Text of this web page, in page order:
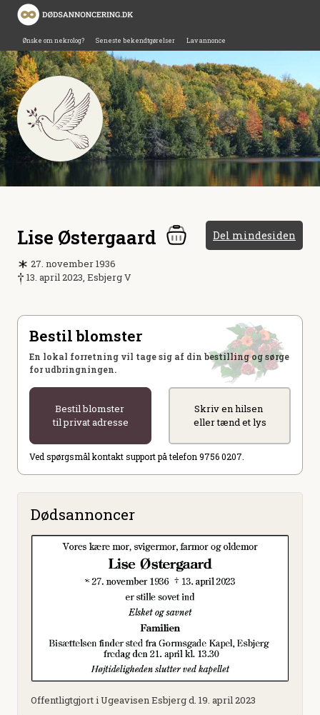
Ønske om nekrolog? Seneste bekendtgørelser Lav annonce
Lise Østergaard Del mindesiden
27. november 1936
13. april 2023, Esbjerg V
Bestil blomster
En lokal forretning vil tage sig af din bestilling og sørge
for udbringningen.
Bestil blomster
til privat adresse
Skriv en hilsen
eller tænd et lys
Ved spørgsmål kontakt support på telefon 9756 0207.
Dødsannoncer
Offentligtgjort i Ugeavisen Esbjerg d. 19. april 2023